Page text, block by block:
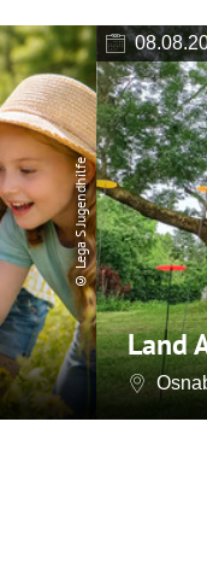
© Lega S Jugendhilfe
Land